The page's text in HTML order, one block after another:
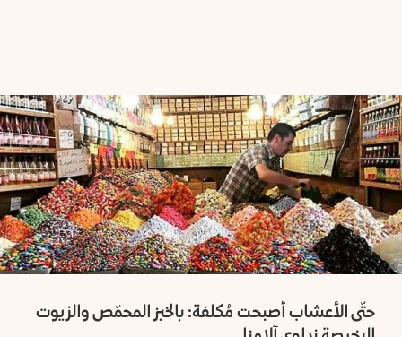
حتّى الأعشاب أصبحت مُكلفة: بالخبز المحمّص والزيوت